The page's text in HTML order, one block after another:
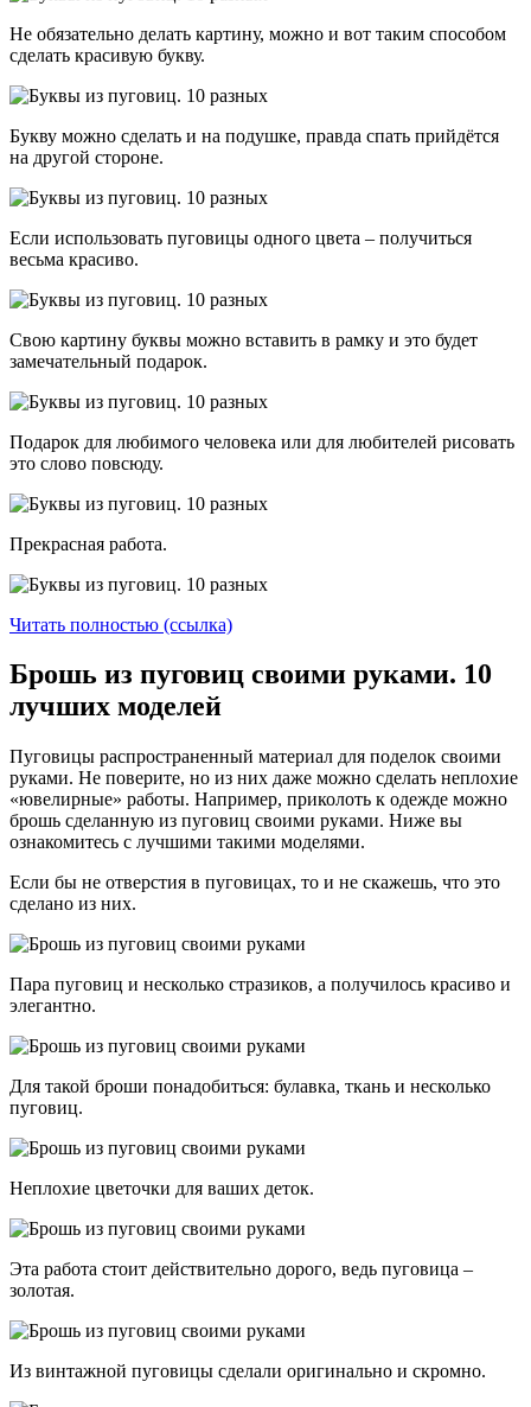
Не обязательно делать картину, можно и вот таким способом
сделать красивую букву.
Букву можно сделать и на подушке, правда спать прийдётся
на другой стороне.
Если использовать пуговицы одного цвета – получиться
весьма красиво.
Свою картину буквы можно вставить в рамку и это будет
замечательный подарок.
Подарок для любимого человека или для любителей рисовать
это слово повсюду.
Прекрасная работа.
Читать полностью (ссылка)
Брошь из пуговиц своими руками. 10
лучших моделей
Пуговицы распространенный материал для поделок своими
руками. Не поверите, но из них даже можно сделать неплохие
«ювелирные» работы. Например, приколоть к одежде можно
брошь сделанную из пуговиц своими руками. Ниже вы
ознакомитесь с лучшими такими моделями.
Если бы не отверстия в пуговицах, то и не скажешь, что это
сделано из них.
Пара пуговиц и несколько стразиков, а получилось красиво и
элегантно.
Для такой броши понадобиться: булавка, ткань и несколько
пуговиц.
Неплохие цветочки для ваших деток.
Эта работа стоит действительно дорого, ведь пуговица –
золотая.
Из винтажной пуговицы сделали оригинально и скромно.